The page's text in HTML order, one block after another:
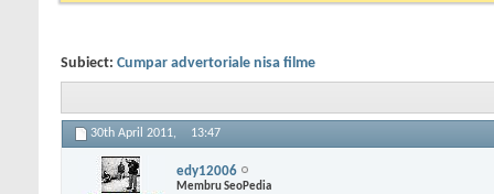
Subiect: Cumpar advertoriale nisa filme
30th April 2011, 13:47
edy12006
Membru SeoPedia